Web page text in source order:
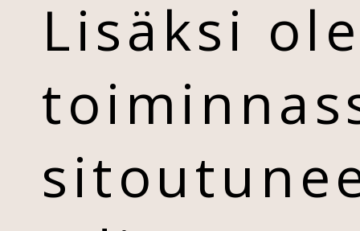
Lisäksi